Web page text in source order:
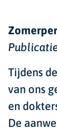
Tijdens
van ons
en
De